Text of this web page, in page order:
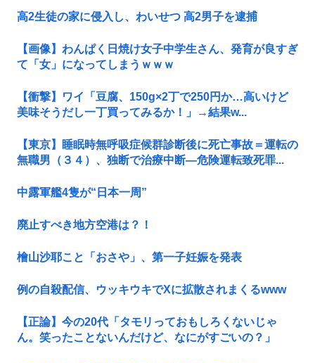
高2生徒の家に侵入し、わいせつ 高2男子を逮捕
【画像】わんぱく日焼け女子中学生さん、発育が良すぎ
て「女」になってしまうｗｗｗ
【衝撃】ワイ「豆腐、150g×2丁で250円か…高いけど
美味そうだし一丁買ってみるか！」→結果w...
【東京】睡眠時無呼吸症候群診断後に死亡事故＝運転の
無職男（３４）、独断で治療中断―危険運転致死罪...
中露軍艦4隻が“日本一周”
廃止すべき地方空港は？！
檜山沙耶こと「おさや」、第一子妊娠を発表
例の自殺配信、ウッキウキでXに拡散されまくるwww
【正論】今の20代「タモリっておもしろくないじゃ
ん。笑ったことないんだけど、なにがすごいの？」